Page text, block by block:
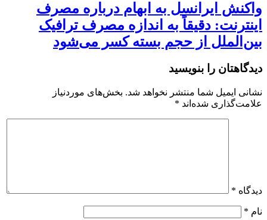
واکنش ایرانسل به ابهام درباره مصرف
اینترنت: دقیقاً به اندازه مصرف ترافیک
بین‌الملل از حجم بسته کسر می‌شود
دیدگاهتان را بنویسید
نشانی ایمیل شما منتشر نخواهد شد. بخش‌های موردنیاز
علامت‌گذاری شده‌اند *
دیدگاه *
نام *